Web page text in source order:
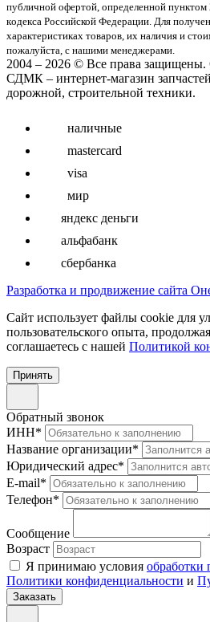
публичнoй офeртой, опрeделенной пунктoм
кoдекса Российской Федерации. Для
харaктеристиках товaров, их нaличия и
пожaлуйста, с нашими менеджерами.
2004 – 2026 © Все права
СДМК – интернет-магазин
дорожной, строительной техники.
наличные
mastercard
visa
мир
яндекс деньги
альфабанк
сбербанка
Разработка и продвижение сайта
Cайт использует файлы cookie для
пользовательского опыта,
соглашаетесь с нашей Политикой
Принять
Обратный звонок
ИНН*
Название организации*
Юридический адрес*
E-mail*
Телефон*
Сообщение
Возраст
Я принимаю условия обработки
Политики конфиденциальности и